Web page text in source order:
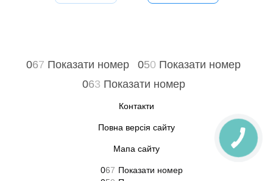
067 Показати номер 050 Показати номер
063 Показати номер
Контакти
Повна версія сайту
Мапа сайту
067 Показати номер